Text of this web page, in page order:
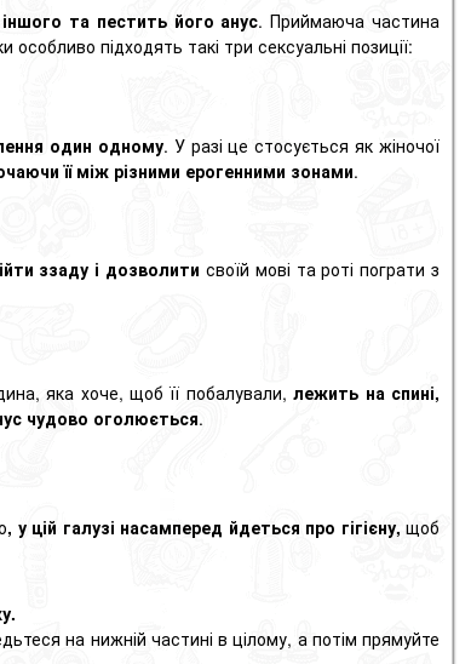
та пестить його анус. Приймаюча частина
підходять такі три сексуальні позиції:
один одному. У разі це стосується як жіночої
її між різними ерогенними зонами.
ззаду і дозволити своїй мові та роті пограти з
яка хоче, щоб її побалували,лежить на спині,
чудово оголюється.
, у цій галузі насамперед йдеться про гігієну, щоб
на нижній частині в цілому, а потім прямуйте